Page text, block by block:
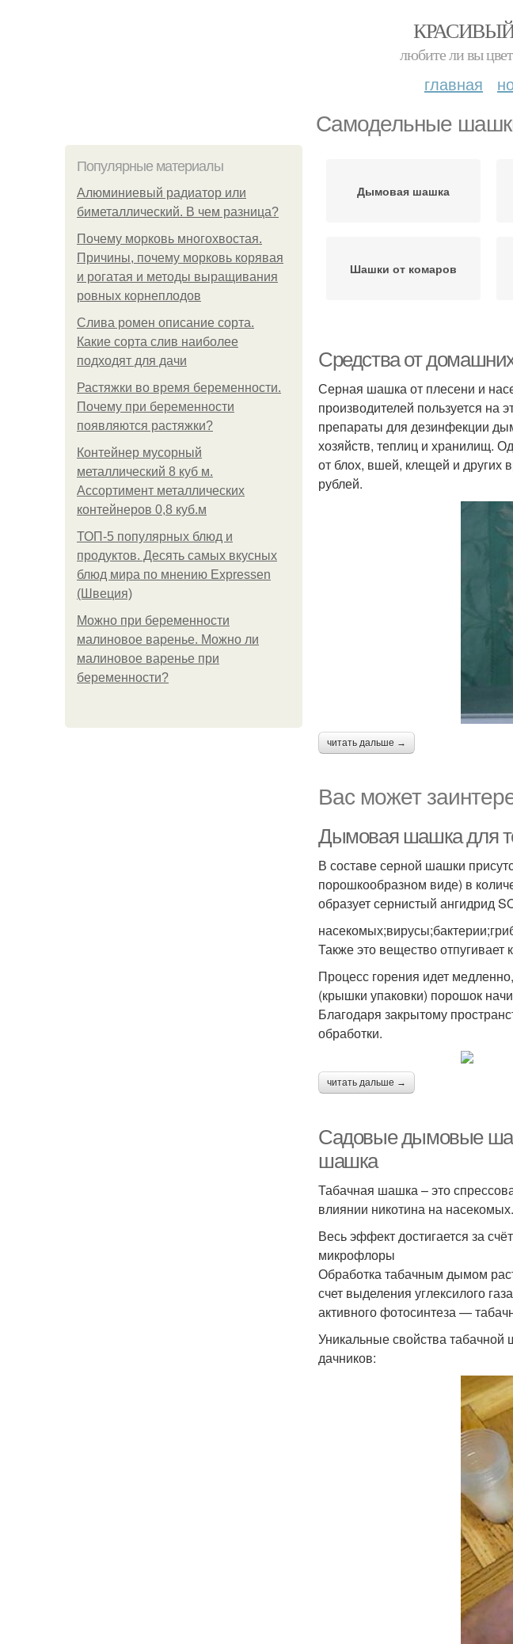
любите ли вы
главная
Самодельные
Популярные материалы
Алюминиевый радиатор или
биметаллический. В чем разница?
Почему морковь многохвостая.
Причины, почему морковь корявая
и рогатая и методы выращивания
ровных корнеплодов
Слива ромен описание сорта.
Какие сорта слив наиболее
подходят для дачи
Растяжки во время беременности.
Почему при беременности
появляются растяжки?
Контейнер мусорный
металлический 8 куб м.
Ассортимент металлических
контейнеров 0,8 куб.м
ТОП-5 популярных блюд и
продуктов. Десять самых вкусных
блюд мира по мнению Expressen
(Швеция)
Можно при беременности
малиновое варенье. Можно ли
малиновое варенье при
беременности?
Дымовая шашка
Шашки от комаров
Средства от
Серная шашка от плесени и
производителей пользуется
препараты для дезинфекции
хозяйств, теплиц и хранилищ.
от блох, вшей, клещей и
рублей.
читать дальше →
Вас может
Дымовая шашка для
В составе серной шашки
порошкообразном виде) в
образует сернистый ангидрид
Также это вещество
Процесс горения идет
(крышки упаковки) порошок
Благодаря закрытому
обработки.
читать дальше →
Садовые дымовые
шашка
Табачная шашка – это
влиянии никотина на насекомых.
Весь эффект достигается за
микрофлоры
Обработка табачным дымом
счет выделения углексилого
активного фотосинтеза —
Уникальные свойства
дачников: